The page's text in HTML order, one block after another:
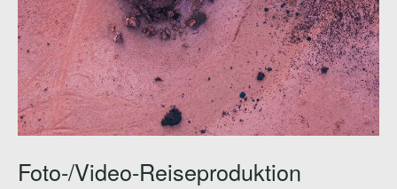
Foto-/Video-­Reiseproduktion